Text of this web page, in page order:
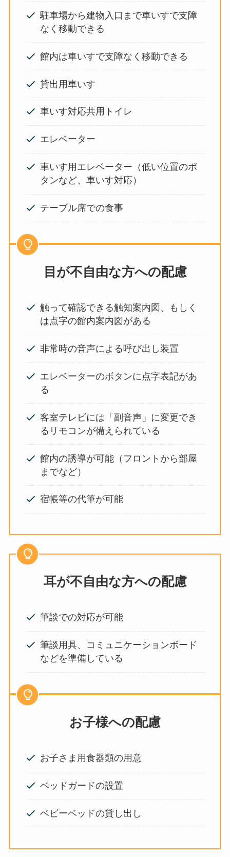
駐車場から建物入口まで車いすで支障
なく移動できる
館内は車いすで支障なく移動できる
貸出用車いす
車いす対応共用トイレ
エレベーター
車いす用エレベーター（低い位置のボ
タンなど、車いす対応）
テーブル席での食事
目が不自由な方への配慮
触って確認できる触知案内図、もしく
は点字の館内案内図がある
非常時の音声による呼び出し装置
エレベーターのボタンに点字表記があ
る
客室テレビには「副音声」に変更でき
るリモコンが備えられている
館内の誘導が可能（フロントから部屋
までなど）
宿帳等の代筆が可能
耳が不自由な方への配慮
筆談での対応が可能
筆談用具、コミュニケーションボード
などを準備している
お子様への配慮
お子さま用食器類の用意
ベッドガードの設置
ベビーベッドの貸し出し